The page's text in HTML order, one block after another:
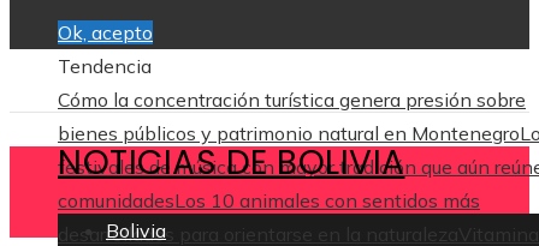
Ok, acepto
Tendencia
Cómo la concentración turística genera presión sobre
bienes públicos y patrimonio natural en Montenegro
festivales de música con mayor tradición que aún
comunidadesLos 10 animales con sentidos más
desarrollados para orientarse en la naturaleza
NOTICIAS DE BOLIVIA
Bolivia